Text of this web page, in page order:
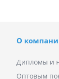
О
Дипломы и
Оптовым